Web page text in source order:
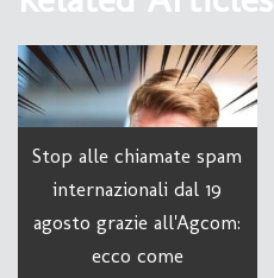
Stop alle chiamate spam
internazionali dal 19
agosto grazie all'Agcom:
ecco come